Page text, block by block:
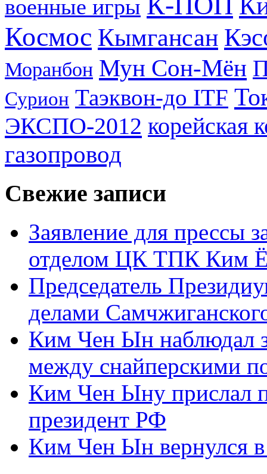
военные игры
Космос Кымгансан
Моранбон Мун Сон-Мён
Сурион Таэквон-до ITF
ЭКСПО-2012 корейская
газопровод
Свежие записи
Заявление для прессы
отделом ЦК ТПК Ким
Председатель
делами
Ким Чен Ын наблюдал
между снайперскими
Ким Чен Ыну прислал
президент РФ
Ким Чен Ын вернулся